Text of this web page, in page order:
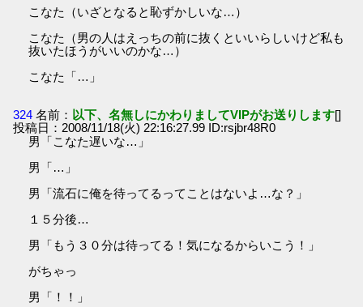
こなた（いざとなると恥ずかしいな…）
こなた（男の人はえっちの前に抜くといいらしいけど私も
抜いたほうがいいのかな…）
こなた「…」
324 名前： 以下、名無しにかわりましてVIPがお送りします[]
投稿日：2008/11/18(火) 22:16:27.99 ID:rsjbr48R0
男「こなた遅いな…」
男「…」
男「流石に俺を待ってるってことはないよ…な？」
１５分後…
男「もう３０分は待ってる！気になるからいこう！」
がちゃっ
男「！！」